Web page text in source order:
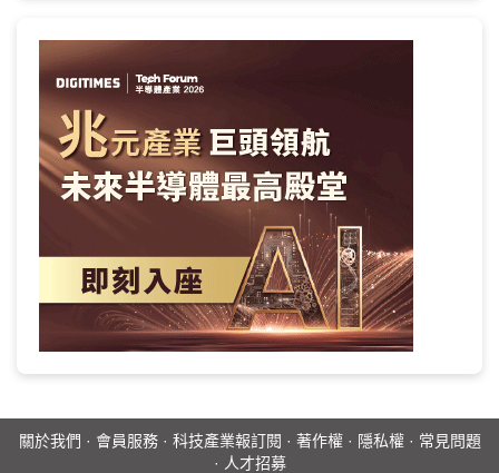
關於我們 · 會員服務· 科技產業報訂閱 · 著作權· 隱私權· 常見問題
· 人才招募